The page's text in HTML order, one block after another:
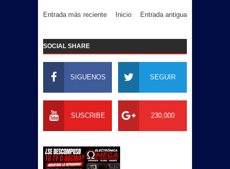
Entrada más reciente Entrada antigua
Inicio
SOCIAL SHARE
SIGUENOS SEGUIR
SUSCRIBE 230,000